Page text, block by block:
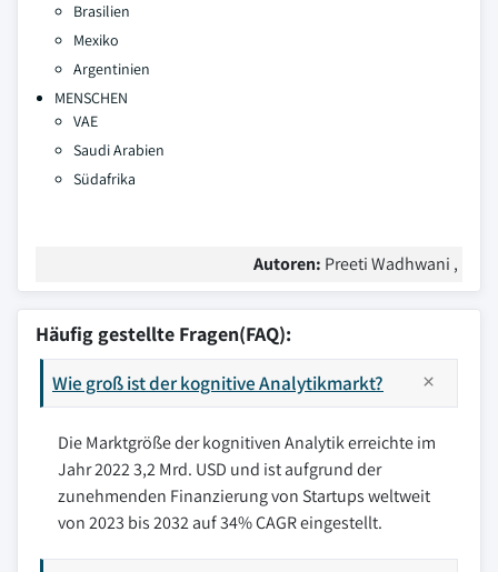
Brasilien
Mexiko
Argentinien
MENSCHEN
VAE
Saudi Arabien
Südafrika
Autoren: Preeti Wadhwani ,
Häufig gestellte Fragen(FAQ):
Wie groß ist der kognitive Analytikmarkt?
Die Marktgröße der kognitiven Analytik erreichte im
Jahr 2022 3,2 Mrd. USD und ist aufgrund der
zunehmenden Finanzierung von Startups weltweit
von 2023 bis 2032 auf 34% CAGR eingestellt.